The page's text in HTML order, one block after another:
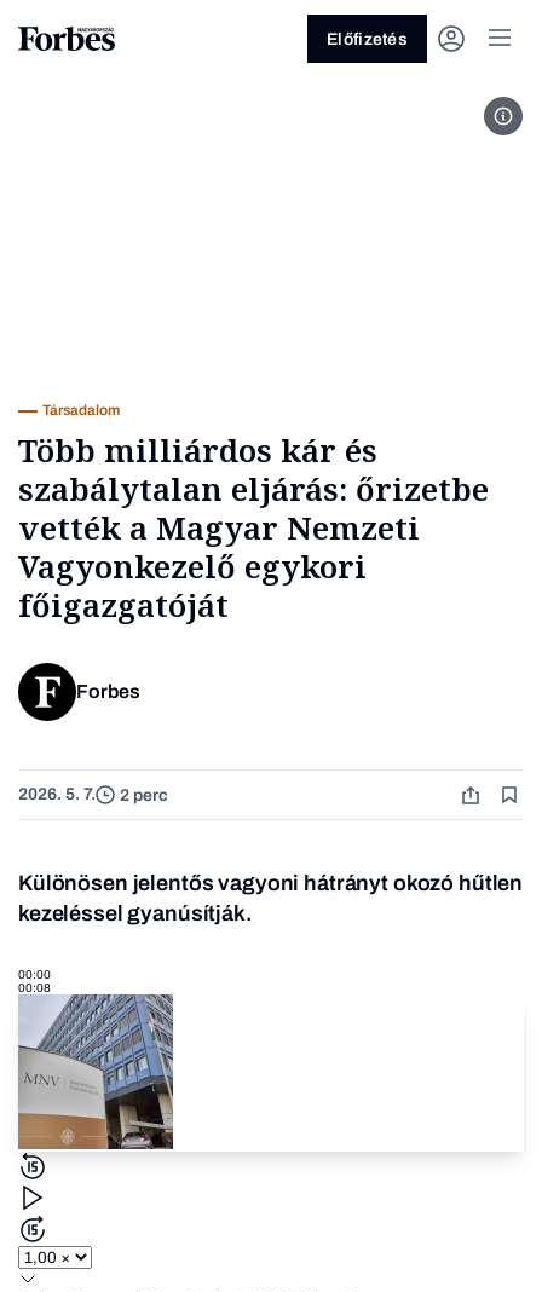
Üzlet
Előfizetés
Társadalom
Több milliárdos kár és
szabálytalan eljárás: őrizetbe
vették a Magyar Nemzeti
Vagyonkezelő egykori
főigazgatóját
Forbes
2026. 5. 7. 2 perc
Különösen jelentős vagyoni hátrányt okozó hűtlen
kezeléssel gyanúsítják.
00:00
00:08